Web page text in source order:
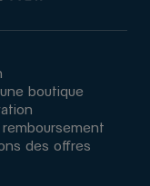
boutique
des offres